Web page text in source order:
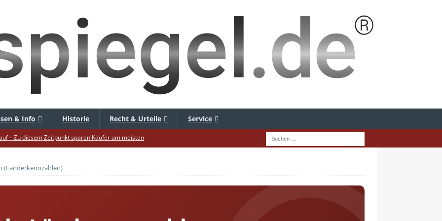
& Info Historie Recht & Urteile Service
– Zu diesem Zeitpunkt sparen Käufer am meisten
startet – Diese neuen Regeln gelten ab morgen
– Raffinierte, neue WhatsApp-Betrugsmasche
– Warum viele Beschäftigte nicht abschalten
(Länderkennzahlen)